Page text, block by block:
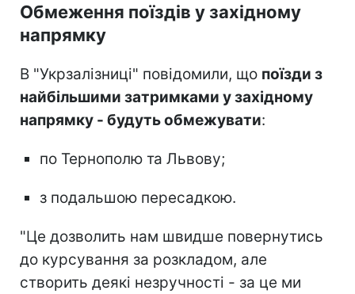
Обмеження поїздів у західному
напрямку
В "Укрзалізниці" повідомили, що поїзди з
найбільшими затримками у західному
напрямку - будуть обмежувати:
по Тернополю та Львову;
з подальшою пересадкою.
"Це дозволить нам швидше повернутись
до курсування за розкладом, але
створить деякі незручності - за це ми